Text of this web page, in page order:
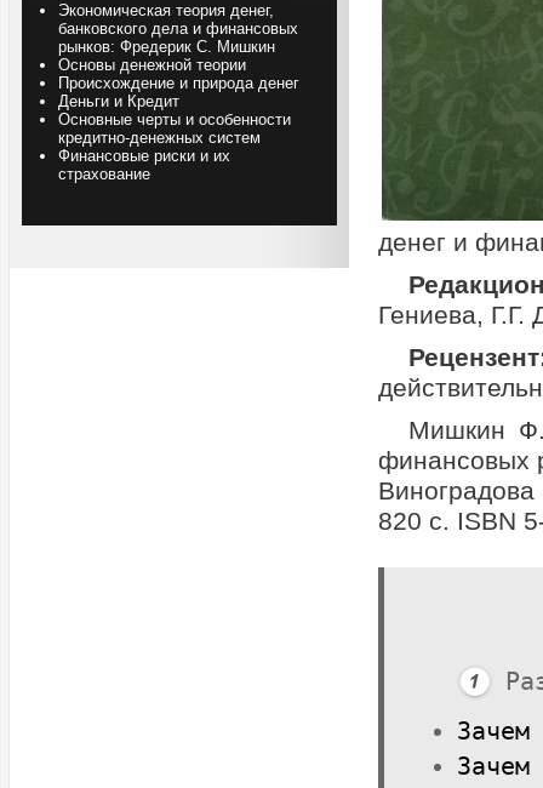
денег и
Гениева,
Мишкин Ф.
финансовых
820 с. ISBN
Зачем
Зачем
Экономическая теория денег,
банковского дела и финансовых
рынков: Фредерик С. Мишкин
Основы денежной теории
Происхождение и природа денег
Деньги и Кредит
Основные черты и особенности
кредитно-денежных систем
Финансовые риски и их
страхование